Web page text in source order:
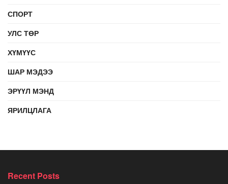
СПОРТ
УЛС ТӨР
ХҮМҮҮС
ШАР МЭДЭЭ
ЭРҮҮЛ МЭНД
ЯРИЛЦЛАГА
Recent Posts